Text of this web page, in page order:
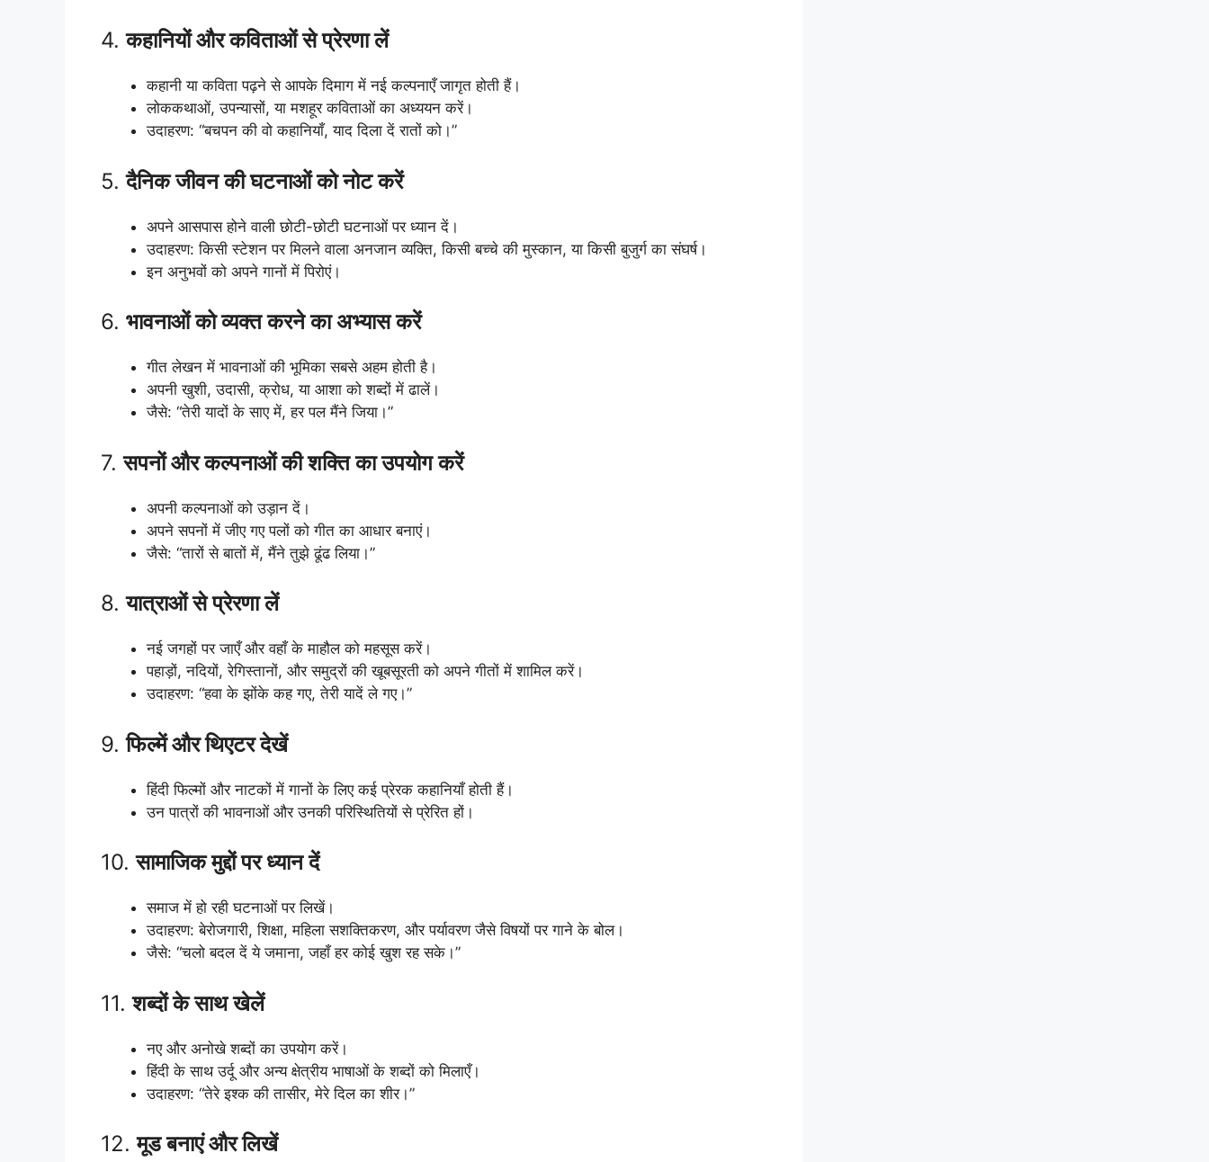
4.कहानियों और कविताओं से प्रेरणा लें
कहानी या कविता पढ़ने से आपके दिमाग में नई कल्पनाएँ जागृत होती हैं।
लोककथाओं, उपन्यासों, या मशहूर कविताओं का अध्ययन करें।
उदाहरण: “बचपन की वो कहानियाँ, याद दिला दें रातों को।”
5.दैनिक जीवन की घटनाओं को नोट करें
अपने आसपास होने वाली छोटी-छोटी घटनाओं पर ध्यान दें।
उदाहरण: किसी स्टेशन पर मिलने वाला अनजान व्यक्ति, किसी बच्चे की मुस्कान, या किसी बुजुर्ग का संघर्ष।
इन अनुभवों को अपने गानों में पिरोएं।
6. भावनाओं को व्यक्त करने का अभ्यास करें
गीत लेखन में भावनाओं की भूमिका सबसे अहम होती है।
अपनी खुशी, उदासी, क्रोध, या आशा को शब्दों में ढालें।
जैसे: “तेरी यादों के साए में, हर पल मैंने जिया।”
7.सपनों और कल्पनाओं की शक्ति का उपयोग करें
अपनी कल्पनाओं को उड़ान दें।
अपने सपनों में जीए गए पलों को गीत का आधार बनाएं।
जैसे: “तारों से बातों में, मैंने तुझे ढूंढ लिया।”
8.यात्राओं से प्रेरणा लें
नई जगहों पर जाएँ और वहाँ के माहौल को महसूस करें।
पहाड़ों, नदियों, रेगिस्तानों, और समुद्रों की खूबसूरती को अपने गीतों में शामिल करें।
उदाहरण: “हवा के झोंके कह गए, तेरी यादें ले गए।”
9.फिल्में और थिएटर देखें
हिंदी फिल्मों और नाटकों में गानों के लिए कई प्रेरक कहानियाँ होती हैं।
उन पात्रों की भावनाओं और उनकी परिस्थितियों से प्रेरित हों।
10.सामाजिक मुद्दों पर ध्यान दें
समाज में हो रही घटनाओं पर लिखें।
उदाहरण: बेरोजगारी, शिक्षा, महिला सशक्तिकरण, और पर्यावरण जैसे विषयों पर गाने के बोल।
जैसे: “चलो बदल दें ये जमाना, जहाँ हर कोई खुश रह सके।”
11.शब्दों के साथ खेलें
नए और अनोखे शब्दों का उपयोग करें।
हिंदी के साथ उर्दू और अन्य क्षेत्रीय भाषाओं के शब्दों को मिलाएँ।
उदाहरण: “तेरे इश्क की तासीर, मेरे दिल का शीर।”
12.मूड बनाएं और लिखें